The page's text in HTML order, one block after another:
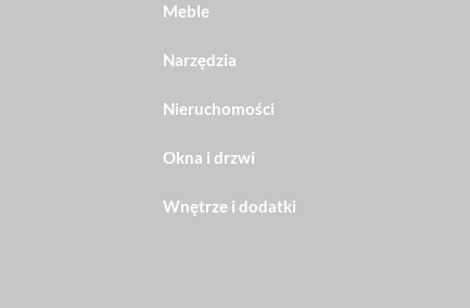
Meble
Narzędzia
Nieruchomości
Okna i drzwi
Wnętrze i dodatki